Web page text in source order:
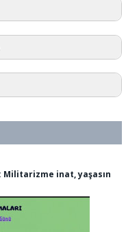
Militarizme inat, yaşasın